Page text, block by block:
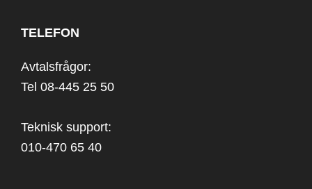
TELEFON
Avtalsfrågor:
Tel 08-445 25 50
Teknisk support:
010-470 65 40